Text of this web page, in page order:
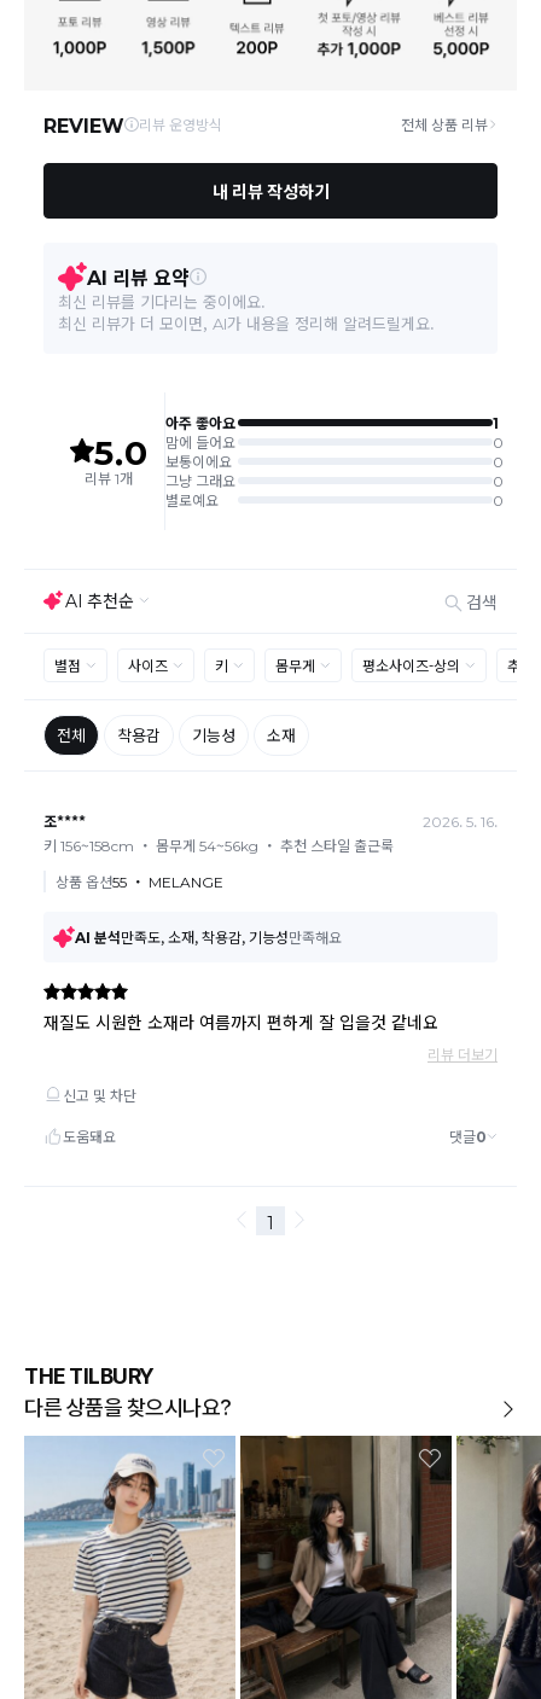
02-1800-8878
영업소재지 06531 서울 서초구 신반포로 339 논현빌딩, 바바더닷컴
결제완료 후 평균 3~5일(토요일 및 공휴일 제외) 이내에 배송 시작
되며, 매장 수급 제품의 경우에는 7~10일정도 소요될 수 있습니다.
일부 상품의 경우
매장에서 직접 배송이 이루어지며
대한통운 외 타
주문취소는 '주문접수' 상태에서만 가능합니다.
될 수 있습니다.
교환/반품 접수는수령 후 익일부터 사이트에서 직접 접수
며, 제품 배송완료
일로부터 7일 이내
능하니 이점 참고해주시기 바랍니다.
사이트 접수시 자동 CJ대한통운 회수 진행되며, 타택배 착불로 보
내주시는경우 자동 반송됩니다.
반송지: 경기도 여주시 점동면 장여로 545(원부리 204-6번지)
합니다.
같은 주문번호의 반품시에만 합포장 해주셔야 하며, 개별 포장시에
는 추가 접수 요청을 해주셔야 가능합니다.(별도입고시 택배비 추가
같은 주문번호의 상품을 부분 발송 받아보셨어도 반품시에는 합포
사이즈 및 디자인, 색상으로 인한 반품은 제품의 불량이 아닌 부분
제품의 불량, 오배송으로 인한 교환/반품 시 택배비는 본사에서 부
다.)
시간의 경과 또는 일부 소비에 의해 재판매가 곤란할 정도로 상품
상품의 TAG, 스티커, 옷걸이, 폴릭백,케이스 등을 훼손 및 분실한 경
환불
현금 결제 시 : 주문취소 확인 후 영업일 기준 1일~3일내 요청계좌
로 환불되며 '한국사이버결제(KCP)'로 입금됩니다.
결제 시 : 주문취소 확인 후 카드사 매출 취소까지 영업일 기준
습니다.)
THE TILBURY
다른 상품을 찾으시나요?